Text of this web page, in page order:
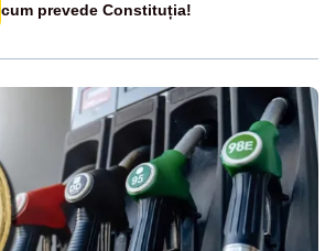
cum prevede Constituția!